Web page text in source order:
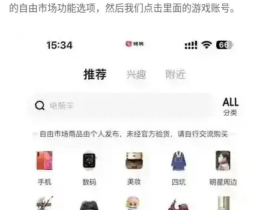
的自由市场功能选项，然后我们点击里面的游戏账号。